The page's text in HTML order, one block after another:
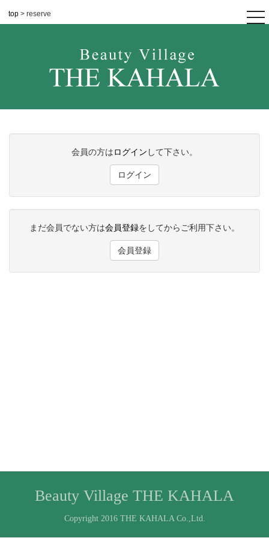
top > reserve
会員の方はログイン して下さい。
ログイン
まだ会員でない方は会員登録をしてからご利用下さい。
会員登録
Beauty Village THE KAHALA
Copyright 2016 THE KAHALA Co.,Ltd.